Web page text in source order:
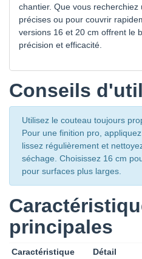
chantier. Que vous
précises ou pour couvrir
versions 16 et 20 cm offrent le
précision et efficacité.
Conseils
Utilisez le couteau toujours
Pour une finition pro,
lissez régulièrement et
séchage. Choisissez 16 cm
pour surfaces plus larges.
principales
Caractéristique Détail